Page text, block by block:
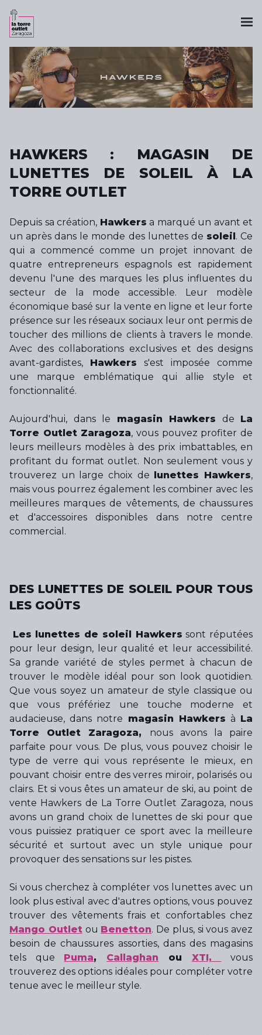
HAWKERS : MAGASIN DE
LUNETTES DE SOLEIL À LA
TORRE OUTLET
Depuis sa création, Hawkers a marqué un avant et
un après dans le monde des lunettes de soleil. Ce
qui a commencé comme un projet innovant de
quatre entrepreneurs espagnols est rapidement
devenu l'une des marques les plus influentes du
secteur de la mode accessible. Leur modèle
économique basé sur la vente en ligne et leur forte
présence sur les réseaux sociaux leur ont permis de
toucher des millions de clients à travers le monde.
Avec des collaborations exclusives et des designs
avant-gardistes, Hawkers s'est imposée comme
une marque emblématique qui allie style et
fonctionnalité.
Aujourd'hui, dans le magasin Hawkers de La
Torre Outlet Zaragoza, vous pouvez profiter de
leurs meilleurs modèles à des prix imbattables, en
profitant du format outlet. Non seulement vous y
trouverez un large choix de lunettes Hawkers,
mais vous pourrez également les combiner avec les
meilleures marques de vêtements, de chaussures
et d'accessoires disponibles dans notre centre
commercial.
DES LUNETTES DE SOLEIL POUR TOUS
LES GOÛTS
Les lunettes de soleil Hawkers sont réputées
pour leur design, leur qualité et leur accessibilité.
Sa grande variété de styles permet à chacun de
trouver le modèle idéal pour son look quotidien.
Que vous soyez un amateur de style classique ou
que vous préfériez une touche moderne et
audacieuse, dans notre magasin Hawkers à La
Torre Outlet Zaragoza, nous avons la paire
parfaite pour vous. De plus, vous pouvez choisir le
type de verre qui vous représente le mieux, en
pouvant choisir entre des verres miroir, polarisés ou
clairs. Et si vous êtes un amateur de ski, au point de
vente Hawkers de La Torre Outlet Zaragoza, nous
avons un grand choix de lunettes de ski pour que
vous puissiez pratiquer ce sport avec la meilleure
sécurité et surtout avec un style unique pour
provoquer des sensations sur les pistes.
Si vous cherchez à compléter vos lunettes avec un
look plus estival avec d'autres options, vous pouvez
trouver des vêtements frais et confortables chez
Mango Outletou Benetton. De plus, si vous avez
besoin de chaussures assorties, dans des magasins
tels que Puma, Callaghan ou XTI,
vous
trouverez des options idéales pour compléter votre
tenue avec le meilleur style.